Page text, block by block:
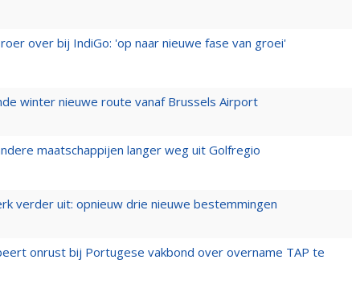
over bij IndiGo: 'op naar nieuwe fase van groei'
winter nieuwe route vanaf Brussels Airport
maatschappijen langer weg uit Golfregio
verder uit: opnieuw drie nieuwe bestemmingen
onrust bij Portugese vakbond over overname TAP te